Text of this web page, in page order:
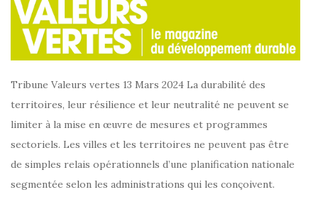
Tribune Valeurs vertes 13 Mars 2024 La durabilité des
territoires, leur résilience et leur neutralité ne peuvent se
limiter à la mise en œuvre de mesures et programmes
sectoriels. Les villes et les territoires ne peuvent pas être
de simples relais opérationnels d’une planification nationale
segmentée selon les administrations qui les conçoivent.